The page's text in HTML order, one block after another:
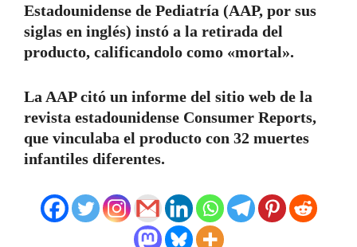
Estadounidense de Pediatría (AAP, por sus
siglas en inglés) instó a la retirada del
producto, calificandolo como «mortal».
La AAP citó un informe del sitio web de la
revista estadounidense Consumer Reports,
que vinculaba el producto con 32 muertes
infantiles diferentes.